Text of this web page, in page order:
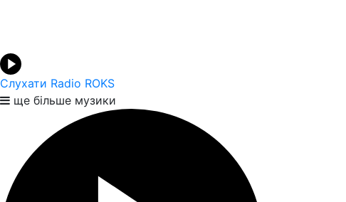
Слухати Radio ROKS
ще більше музики